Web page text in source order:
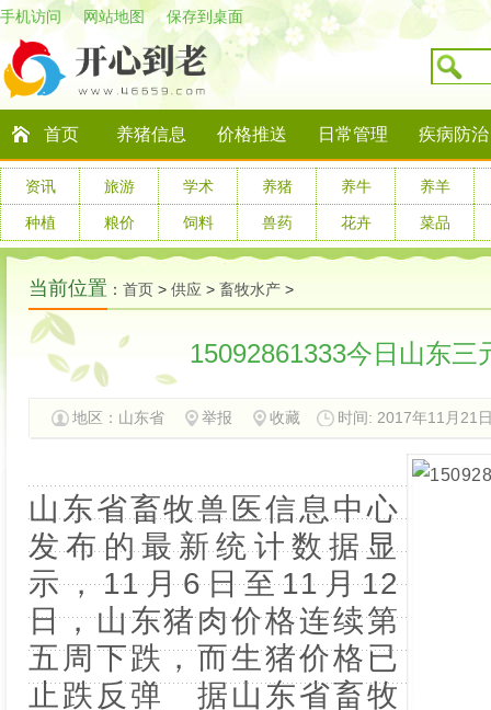
手机访问 网站地图 保存到桌面
首页 养猪信息 价格推送 日常管理 疾病防治
资讯 旅游 学术 养猪 养牛 养羊
种植 粮价 饲料 兽药 花卉 菜品
当前位置 ： 首页 > 供应 > 畜牧水产 >
15092861333今日山东三
地区： 山东省 举报 收藏 时间: 2017年11月21
山东省畜牧兽医信息中心
发布的最新统计数据显
示，11月6日至11月12
日，山东猪肉价格连续第
五周下跌，而生猪价格已
止跌反弹 据山东省畜牧